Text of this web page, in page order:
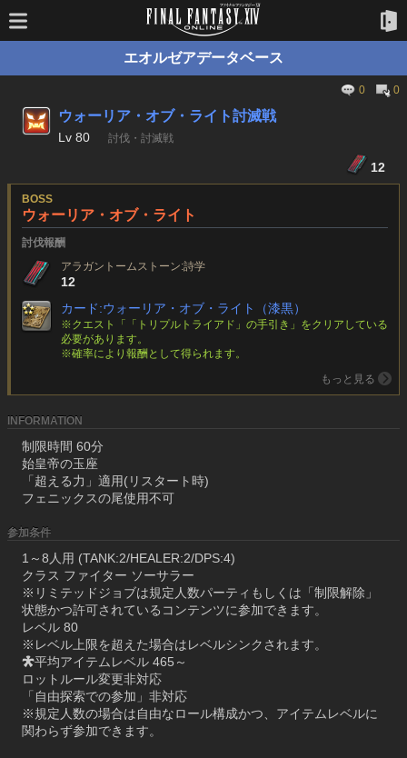
エオルゼアデータベース
0 0
ウォーリア・オブ・ライト討滅戦
Lv 80 討伐・討滅戦
12
BOSS
ウォーリア・オブ・ライト
討伐報酬
アラガントームストーン:詩学
12
カード:ウォーリア・オブ・ライト（漆黒）
※クエスト「「トリプルトライアド」の手引き」をクリアしている
必要があります。
※確率により報酬として得られます。
もっと見る
INFORMATION
制限時間 60分
始皇帝の玉座
「超える力」適用(リスタート時)
フェニックスの尾使用不可
参加条件
1～8人用 (TANK:2/HEALER:2/DPS:4)
クラス ファイター ソーサラー
※リミテッドジョブは規定人数パーティもしくは「制限解除」
状態かつ許可されているコンテンツに参加できます。
レベル 80
※レベル上限を超えた場合はレベルシンクされます。
平均アイテムレベル 465～
ロットルール変更非対応
「自由探索での参加」非対応
※規定人数の場合は自由なロール構成かつ、アイテムレベルに
関わらず参加できます。